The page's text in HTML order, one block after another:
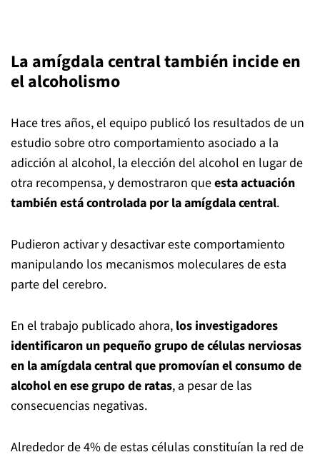
La amígdala central también incide en
el alcoholismo
Hace tres años, el equipo publicó los resultados de un
estudio sobre otro comportamiento asociado a la
adicción al alcohol, la elección del alcohol en lugar de
otra recompensa, y demostraron queesta actuación
también está controlada por la amígdala central.
Pudieron activar y desactivar este comportamiento
manipulando los mecanismos moleculares de esta
parte del cerebro.
En el trabajo publicado ahora, los investigadores
identificaron un pequeño grupo de células nerviosas
en la amígdala central que promovían el consumo de
alcohol en ese grupo de ratas, a pesar de las
consecuencias negativas.
Alrededor de 4% de estas células constituían la red de